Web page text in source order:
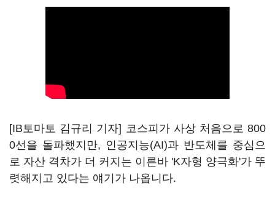
[IB토마토 김규리 기자] 코스피가 사상 처음으로 800
0선을 돌파했지만, 인공지능(AI)과 반도체를 중심으
로 자산 격차가 더 커지는 이른바 'K자형 양극화'가 뚜
렷해지고 있다는 얘기가 나옵니다.